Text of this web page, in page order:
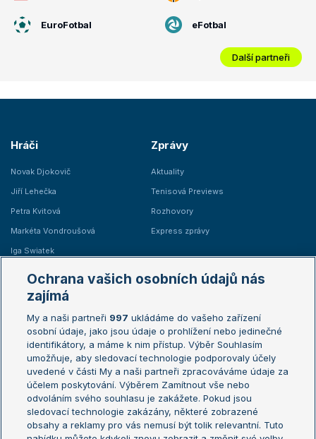
EuroFotbal eFotbal
Další partneři
Hráči
Novak Djokovič
Jiří Lehečka
Petra Kvitová
Markéta Vondroušová
Iga Swiatek
Zprávy
Aktuality
Tenisová Previews
Rozhovory
Express zprávy
Žebříčky
Žebříček ATP (muži)
Žebříček WTA (ženy)
Sázkařský žebříček
Australian Open
French Open
Wimbledon
US Open
Turnaj mistrů
Turnaj mistryň
Ochrana vašich osobních údajů nás
zajímá
My a naši partneři 997 ukládáme do vašeho zařízení
osobní údaje, jako jsou údaje o prohlížení nebo jedinečné
identifikátory, a máme k nim přístup. Výběr Souhlasím
umožňuje, aby sledovací technologie podporovaly účely
uvedené v části My a naši partneři zpracováváme údaje za
účelem poskytování. Výběrem Zamítnout vše nebo
odvoláním svého souhlasu je zakážete. Pokud jsou
sledovací technologie zakázány, některé zobrazené
obsahy a reklamy pro vás nemusí být tolik relevantní. Tuto